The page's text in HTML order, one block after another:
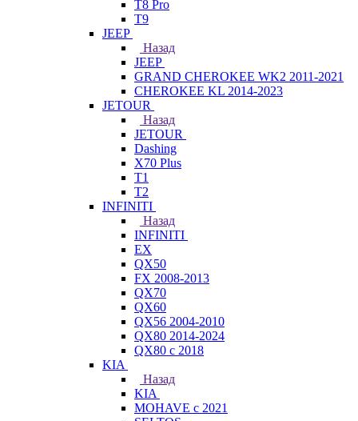
T8 Pro
T9
JEEP
Назад
JEEP
GRAND CHEROKEE WK2 2011-2021
CHEROKEE KL 2014-2023
JETOUR
Назад
JETOUR
Dashing
X70 Plus
T1
T2
INFINITI
Назад
INFINITI
EX
QX50
FX 2008-2013
QX70
QX60
QX56 2004-2010
QX80 2014-2024
QX80 c 2018
KIA
Назад
KIA
MOHAVE с 2021